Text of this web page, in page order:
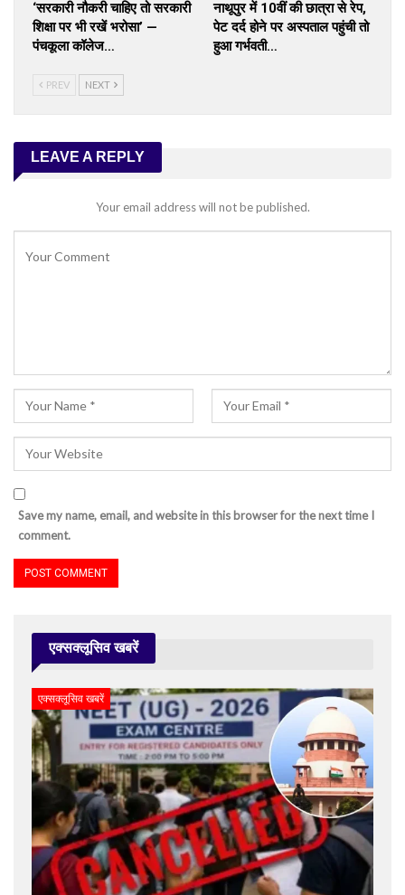
‘सरकारी नौकरी चाहिए तो सरकारी
शिक्षा पर भी रखें भरोसा’ —
पंचकूला कॉलेज…
नाथूपुर में 10वीं की छात्रा से रेप,
पेट दर्द होने पर अस्पताल पहुंची तो
हुआ गर्भवती…
PREV NEXT
LEAVE A REPLY
Your email address will not be published.
Save my name, email, and website in this browser for the next time I
comment.
एक्सक्लूसिव खबरें
एक्सक्लूसिव खबरें